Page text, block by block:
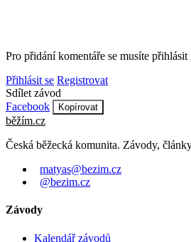
Pro přidání komentáře se musíte přihlásit
Přihlásit se Registrovat
Sdílet závod
Facebook
Kopírovat
běžím.cz
Česká běžecká komunita. Závody,
matyas@bezim.cz
@bezim.cz
Závody
Kalendář závodů